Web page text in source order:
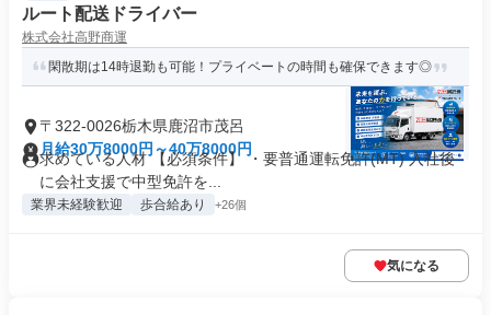
ルート配送ドライバー
株式会社高野商運
閑散期は14時退勤も可能！プライベートの時間も確保できます◎
〒322-0026栃木県鹿沼市茂呂
月給30万8000円～40万8000円
求めている人材 【必須条件】 ・要普通運転免許(MT) 入社後
に会社支援で中型免許を...
業界未経験歓迎 歩合給あり +26個
気になる